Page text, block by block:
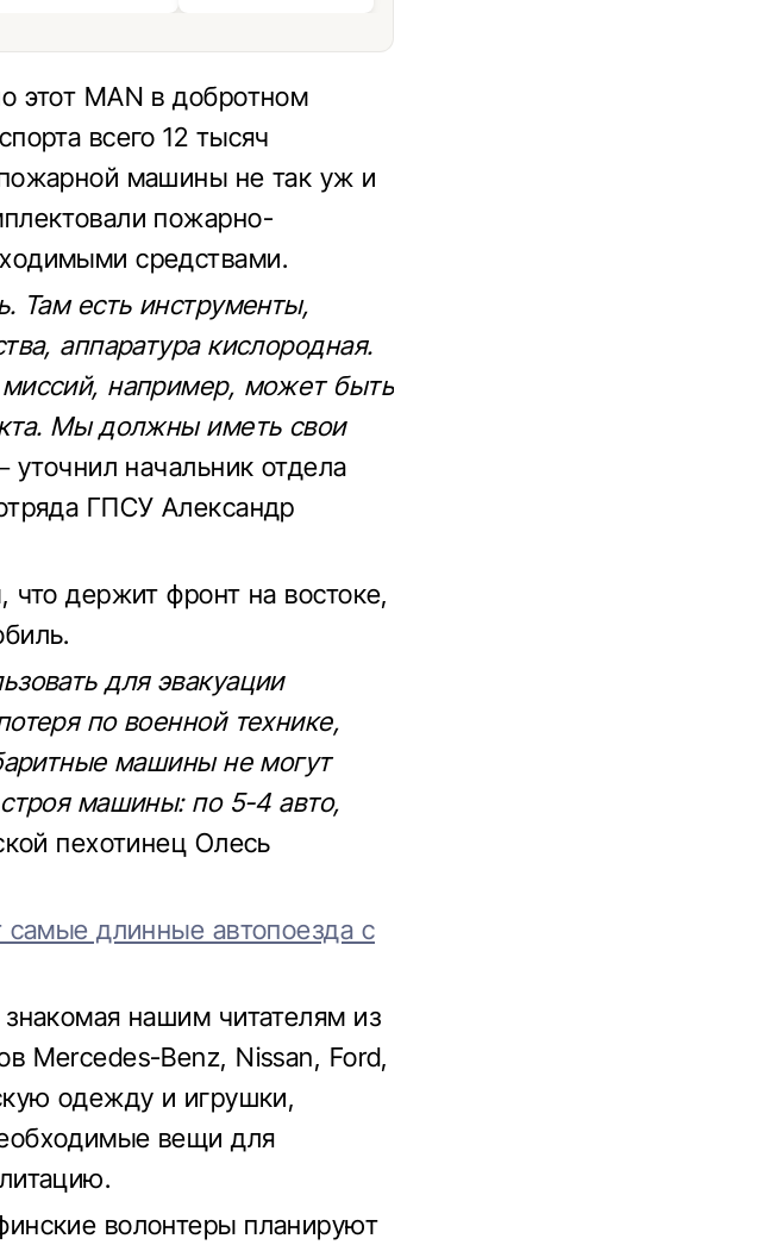
этот MAN в добротном
всего 12 тысяч
машины не так уж и
пожарно-
средствами.
Там есть инструменты,
аппаратура кислородная.
например, может быть
Мы должны иметь свои
уточнил начальник отдела
ГПСУ Александр
держит фронт на востоке,
для эвакуации
по военной технике,
машины не могут
машины: по 5-4 авто,
пехотинец Олесь
самые длинные автопоезда с
нашим читателям из
Mercedes-Benz, Nissan, Ford,
одежду и игрушки,
вещи для
волонтеры планируют